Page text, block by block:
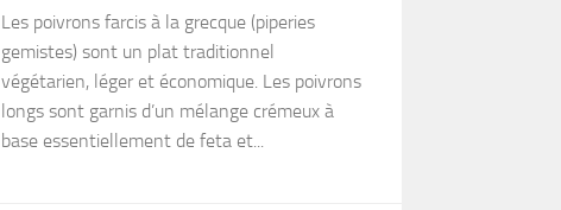
Les poivrons farcis à la grecque (piperies
gemistes) sont un plat traditionnel
végétarien, léger et économique. Les poivrons
longs sont garnis d’un mélange crémeux à
base essentiellement de feta et...